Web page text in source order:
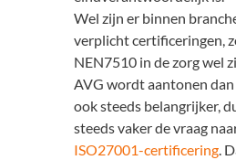
Wel zijn er binnen
verplicht certificeringen,
NEN7510 in de zorg wel
AVG wordt aantonen
ook steeds belangrijker,
steeds vaker de vraag
ISO27001-certificering.